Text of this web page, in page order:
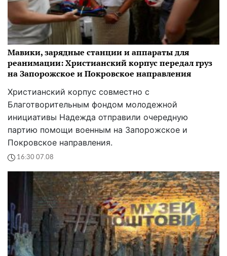
Мавики, зарядные станции и аппараты для
реанимации: Христианский корпус передал груз
на Запорожское и Покровское направления
Христианский корпус совместно с
Благотворительным фондом молодежной
инициативы Надежда отправили очередную
партию помощи военным на Запорожское и
Покровское направления.
16:30 07.08